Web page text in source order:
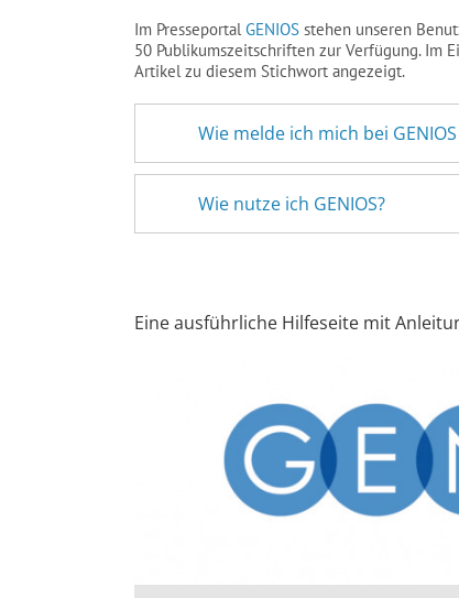
Im PresseportalGENIOSstehen unseren
50 Publikumszeitschriften zur Verfügung. Im
Artikel zu diesem Stichwort angezeigt.
Wie melde ich mich bei
Wie nutze ich GENIOS?
Eine ausführliche Hilfeseite mit